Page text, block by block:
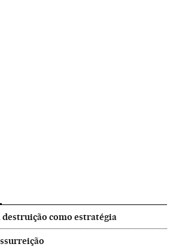
destruição como estratégia